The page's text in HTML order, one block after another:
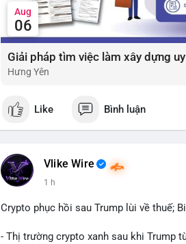
Aug
06
Hưng Yên
Like Bình luận
Vlike Wire
1 h
Crypto phục hồi sau Trump lùi về thuế;
- Thị trường crypto xanh sau khi Trump